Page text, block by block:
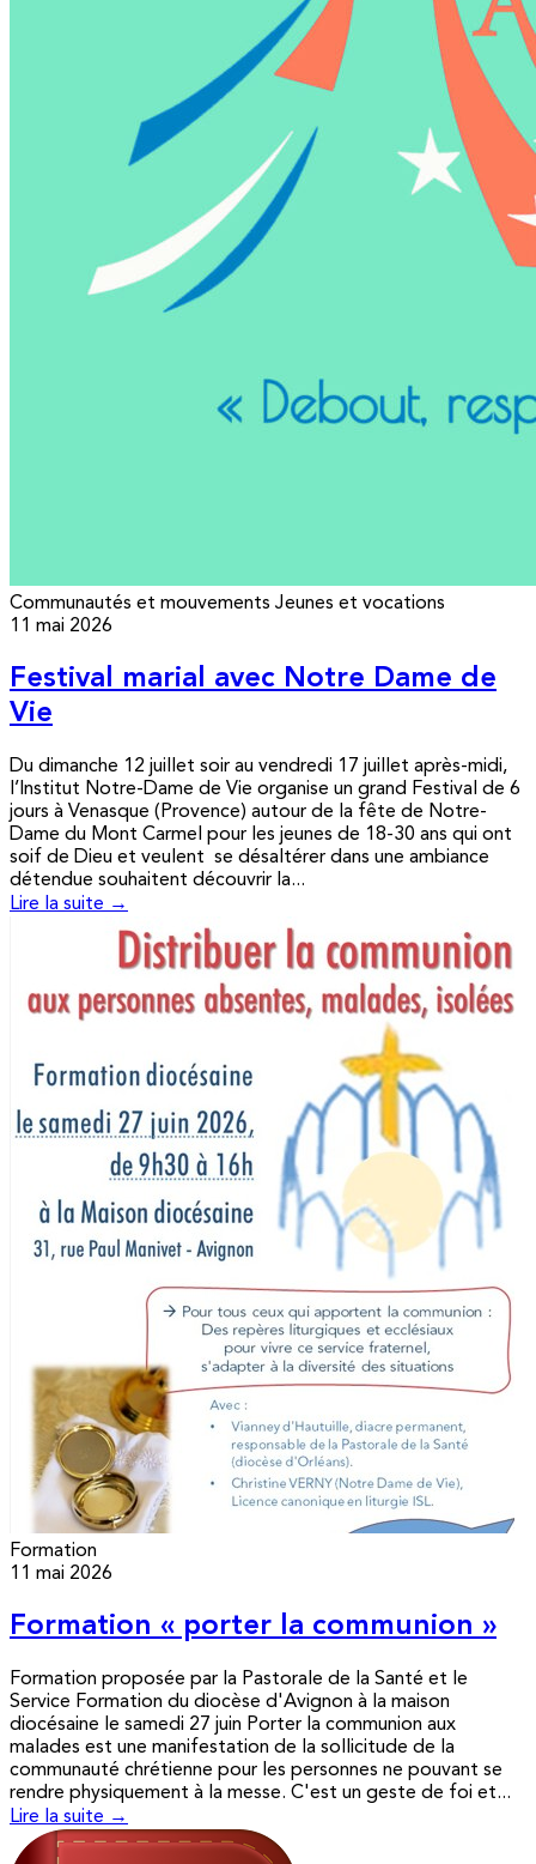
Communautés et mouvements Jeunes et vocations
11 mai 2026
Festival marial avec Notre Dame de
Vie
Du dimanche 12 juillet soir au vendredi 17 juillet après-midi,
l’Institut Notre-Dame de Vie organise un grand Festival de 6
jours à Venasque (Provence) autour de la fête de Notre-
Dame du Mont Carmel pour les jeunes de 18-30 ans qui ont
soif de Dieu et veulent se désaltérer dans une ambiance
détendue souhaitent découvrir la...
Lire la suite →
Formation
11 mai 2026
Formation « porter la communion »
Formation proposée par la Pastorale de la Santé et le
Service Formation du diocèse d'Avignon à la maison
diocésaine le samedi 27 juin Porter la communion aux
malades est une manifestation de la sollicitude de la
communauté chrétienne pour les personnes ne pouvant se
rendre physiquement à la messe. C'est un geste de foi et...
Lire la suite →